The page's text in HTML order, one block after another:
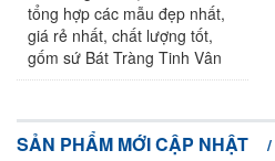
tổng hợp các mẫu đẹp nhất,
giá rẻ nhất, chất lượng tốt,
gốm sứ Bát Tràng Tinh Vân
SẢN PHẨM MỚI CẬP NHẬT